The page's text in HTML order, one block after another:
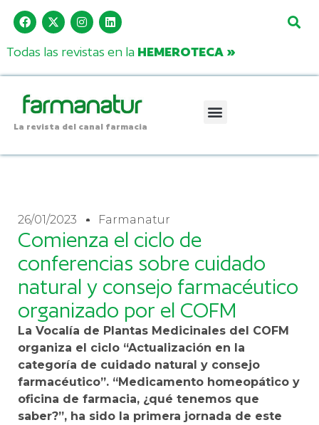
Todas las revistas en la HEMEROTECA »
La revista del canal farmacia
26/01/2023 Farmanatur
Comienza el ciclo de
conferencias sobre cuidado
natural y consejo farmacéutico
organizado por el COFM
La Vocalía de Plantas Medicinales del COFM
organiza el ciclo “Actualización en la
categoría de cuidado natural y consejo
farmacéutico”. “Medicamento homeopático y
oficina de farmacia, ¿qué tenemos que
saber?”, ha sido la primera jornada de este